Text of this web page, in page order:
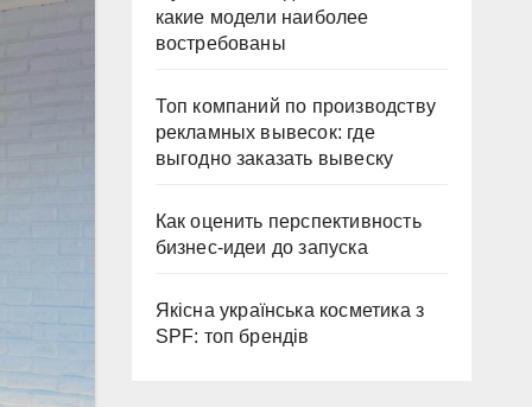
какие модели наиболее
востребованы
Топ компаний по производству
рекламных вывесок: где
выгодно заказать вывеску
Как оценить перспективность
бизнес-идеи до запуска
Якісна українська косметика з
SPF: топ брендів